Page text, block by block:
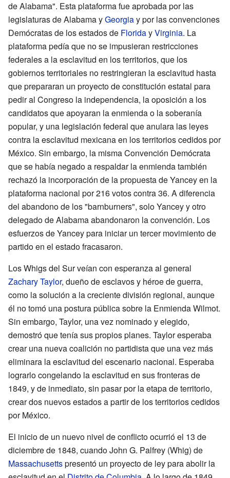
de Alabama". Esta plataforma fue aprobada por las
legislaturas de Alabama yGeorgiay por las convenciones
Demócratas de los estados de FloridayVirginia. La
plataforma pedía que no se impusieran restricciones
federales a la esclavitud en los territorios, que los
gobiernos territoriales no restringieran la esclavitud hasta
que prepararan un proyecto de constitución estatal para
pedir al Congreso la independencia, la oposición a los
candidatos que apoyaran la enmienda o la soberanía
popular, y una legislación federal que anulara las leyes
contra la esclavitud mexicana en los territorios cedidos por
México. Sin embargo, la misma Convención Demócrata
que se había negado a respaldar la enmienda también
rechazó la incorporación de la propuesta de Yancey en la
plataforma nacional por 216 votos contra 36. A diferencia
del abandono de los "barnburners", solo Yancey y otro
delegado de Alabama abandonaron la convención. Los
esfuerzos de Yancey para iniciar un tercer movimiento de
partido en el estado fracasaron.
Los Whigs del Sur veían con esperanza al general
Zachary Taylor, dueño de esclavos y héroe de guerra,
como la solución a la creciente división regional, aunque
él no tomó una postura pública sobre la Enmienda Wilmot.
Sin embargo, Taylor, una vez nominado y elegido,
demostró que tenía sus propios planes. Taylor esperaba
crear una nueva coalición no partidista que una vez más
eliminara la esclavitud del escenario nacional. Esperaba
lograrlo congelando la esclavitud en sus fronteras de
1849, y de inmediato, sin pasar por la etapa de territorio,
crear dos nuevos estados a partir de los territorios cedidos
por México.
El inicio de un nuevo nivel de conflicto ocurrió el 13 de
diciembre de 1848, cuando John G. Palfrey (Whig) de
Massachusettspresentó un proyecto de ley para abolir la